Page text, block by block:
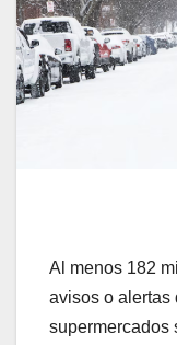
Al menos 182
avisos o alertas
supermercados